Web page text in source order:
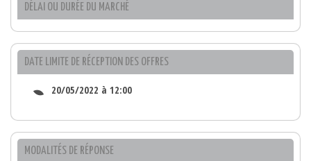
DÉLAI OU DURÉE DU MARCHÉ
DATE LIMITE DE RÉCEPTION DES OFFRES
20/05/2022 à 12:00
MODALITÉS DE RÉPONSE